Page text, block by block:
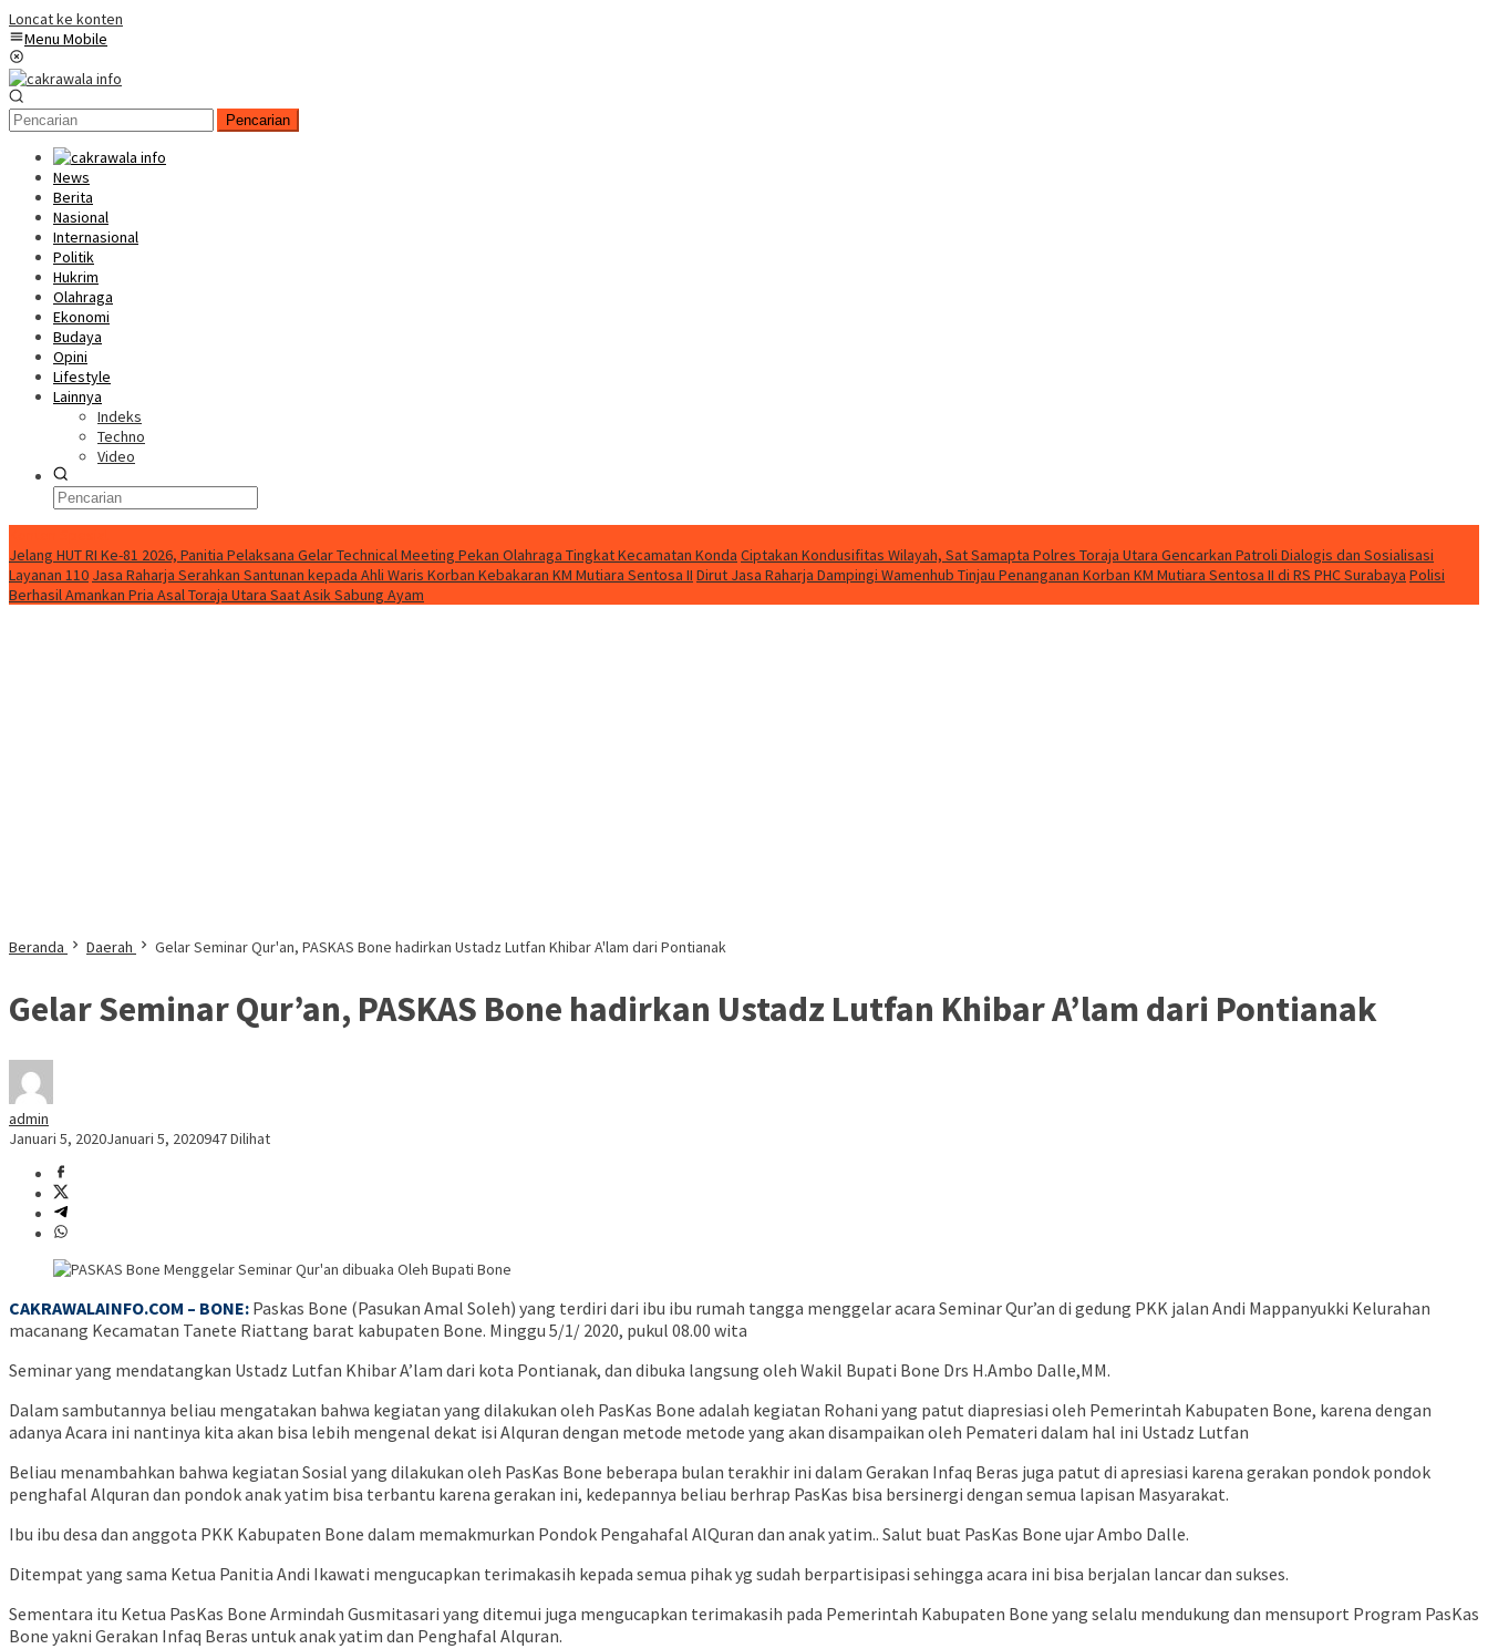
Loncat ke konten
Menu Mobile
Pencarian
News
Berita
Nasional
Internasional
Politik
Hukrim
Olahraga
Ekonomi
Budaya
Opini
Lifestyle
Lainnya
Indeks
Techno
Video
Jelang HUT RI Ke-81 2026, Panitia Pelaksana Gelar Technical Meeting Pekan Olahraga Tingkat Kecamatan Konda Ciptakan Kondusifitas Wilayah, Sat Samapta Polres Toraja Utara Gencarkan Patroli Dialogis dan Sosialisasi
Layanan 110 Jasa Raharja Serahkan Santunan kepada Ahli Waris Korban Kebakaran KM Mutiara Sentosa II Dirut Jasa Raharja Dampingi Wamenhub Tinjau Penanganan Korban KM Mutiara Sentosa II di RS PHC Surabaya Polisi
Berhasil Amankan Pria Asal Toraja Utara Saat Asik Sabung Ayam
Beranda Daerah Gelar Seminar Qur'an, PASKAS Bone hadirkan Ustadz Lutfan Khibar A'lam dari Pontianak
Gelar Seminar Qur’an, PASKAS Bone hadirkan Ustadz Lutfan Khibar A’lam dari Pontianak
admin
Januari 5, 2020Januari 5, 2020947 Dilihat
CAKRAWALAINFO.COM – BONE: Paskas Bone (Pasukan Amal Soleh) yang terdiri dari ibu ibu rumah tangga menggelar acara Seminar Qur’an di gedung PKK jalan Andi Mappanyukki Kelurahan
macanang Kecamatan Tanete Riattang barat kabupaten Bone. Minggu 5/1/ 2020, pukul 08.00 wita
Seminar yang mendatangkan Ustadz Lutfan Khibar A’lam dari kota Pontianak, dan dibuka langsung oleh Wakil Bupati Bone Drs H.Ambo Dalle,MM.
Dalam sambutannya beliau mengatakan bahwa kegiatan yang dilakukan oleh PasKas Bone adalah kegiatan Rohani yang patut diapresiasi oleh Pemerintah Kabupaten Bone, karena dengan
adanya Acara ini nantinya kita akan bisa lebih mengenal dekat isi Alquran dengan metode metode yang akan disampaikan oleh Pemateri dalam hal ini Ustadz Lutfan
Beliau menambahkan bahwa kegiatan Sosial yang dilakukan oleh PasKas Bone beberapa bulan terakhir ini dalam Gerakan Infaq Beras juga patut di apresiasi karena gerakan pondok pondok
penghafal Alquran dan pondok anak yatim bisa terbantu karena gerakan ini, kedepannya beliau berhrap PasKas bisa bersinergi dengan semua lapisan Masyarakat.
Ibu ibu desa dan anggota PKK Kabupaten Bone dalam memakmurkan Pondok Pengahafal AlQuran dan anak yatim.. Salut buat PasKas Bone ujar Ambo Dalle.
Ditempat yang sama Ketua Panitia Andi Ikawati mengucapkan terimakasih kepada semua pihak yg sudah berpartisipasi sehingga acara ini bisa berjalan lancar dan sukses.
Sementara itu Ketua PasKas Bone Armindah Gusmitasari yang ditemui juga mengucapkan terimakasih pada Pemerintah Kabupaten Bone yang selalu mendukung dan mensuport Program PasKas
Bone yakni Gerakan Infaq Beras untuk anak yatim dan Penghafal Alquran.